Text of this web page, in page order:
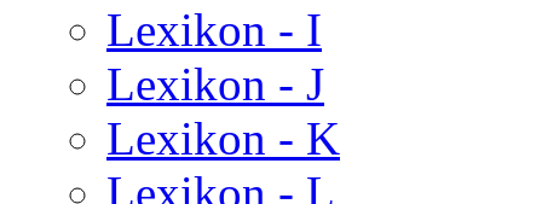
Lexikon - I
Lexikon - J
Lexikon - K
Lexikon - L